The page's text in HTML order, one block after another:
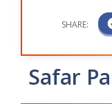
Safar